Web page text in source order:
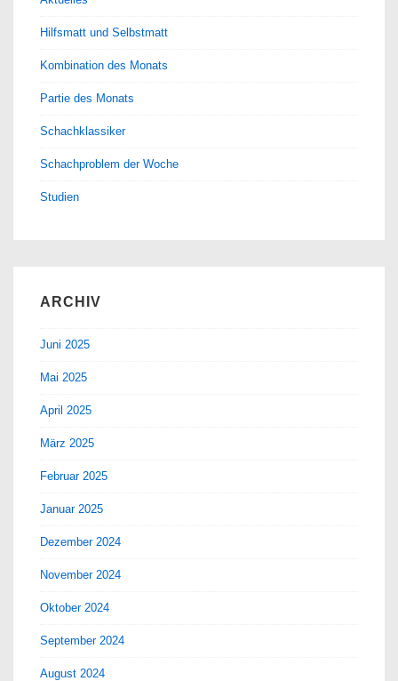
Hilfsmatt und Selbstmatt
Kombination des Monats
Partie des Monats
Schachklassiker
Schachproblem der Woche
Studien
ARCHIV
Juni 2025
Mai 2025
April 2025
März 2025
Februar 2025
Januar 2025
Dezember 2024
November 2024
Oktober 2024
September 2024
August 2024